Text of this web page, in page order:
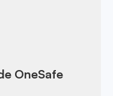
OneSafe